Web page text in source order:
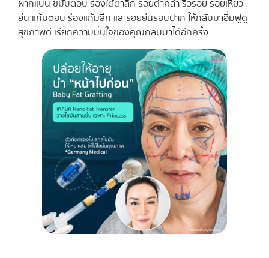
ผากแบน ขมับตอบ ร่องใต้ตาลึก รอยดำคล้ำ ริ้วรอย รอยเหี่ยว
ย่น แก้มตอบ ร่องแก้มลึก และรอยย่นรอบปาก ให้กลับมาอิ่มฟูดู
สุขภาพดี เรียกความมั่นใจของคุณกลับมาได้อีกครั้ง